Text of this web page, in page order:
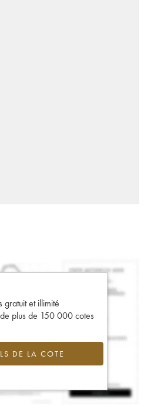
gratuit et illimité
plus de 150 000 cotes
DE LA COTE